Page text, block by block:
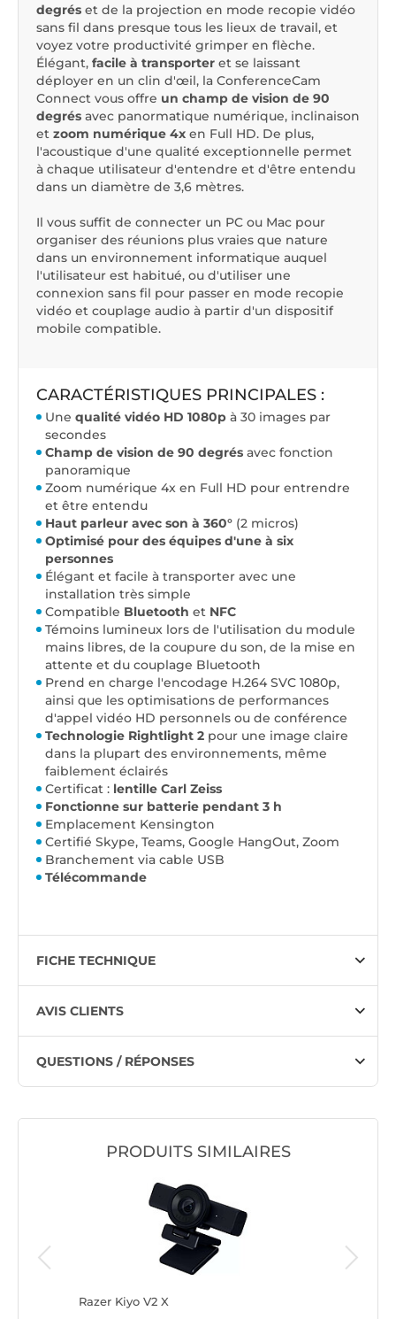
degrés et de la projection en mode recopie vidéo
sans fil dans presque tous les lieux de travail, et
voyez votre productivité grimper en flèche.
Élégant, facile à transporter et se laissant
déployer en un clin d'œil, la ConferenceCam
Connect vous offre un champ de vision de 90
degrés avec panormatique numérique, inclinaison
et zoom numérique 4x en Full HD. De plus,
l'acoustique d'une qualité exceptionnelle permet
à chaque utilisateur d'entendre et d'être entendu
dans un diamètre de 3,6 mètres.
Il vous suffit de connecter un PC ou Mac pour
organiser des réunions plus vraies que nature
dans un environnement informatique auquel
l'utilisateur est habitué, ou d'utiliser une
connexion sans fil pour passer en mode recopie
vidéo et couplage audio à partir d'un dispositif
mobile compatible.
CARACTÉRISTIQUES PRINCIPALES :
Une qualité vidéo HD 1080p à 30 images par
secondes
Champ de vision de 90 degrés avec fonction
panoramique
Zoom numérique 4x en Full HD pour entrendre
et être entendu
Haut parleur avec son à 360° (2 micros)
Optimisé pour des équipes d'une à six
personnes
Élégant et facile à transporter avec une
installation très simple
Compatible Bluetooth et NFC
Témoins lumineux lors de l'utilisation du module
mains libres, de la coupure du son, de la mise en
attente et du couplage Bluetooth
Prend en charge l'encodage H.264 SVC 1080p,
ainsi que les optimisations de performances
d'appel vidéo HD personnels ou de conférence
Technologie Rightlight 2 pour une image claire
dans la plupart des environnements, même
faiblement éclairés
Certificat : lentille Carl Zeiss
Fonctionne sur batterie pendant 3 h
Emplacement Kensington
Certifié Skype, Teams, Google HangOut, Zoom
Branchement via cable USB
Télécommande
FICHE TECHNIQUE
AVIS CLIENTS
QUESTIONS / RÉPONSES
PRODUITS SIMILAIRES
Razer Kiyo V2 X